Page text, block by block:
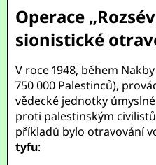
Operace
sionistické
V roce 1948, během
750 000 Palestinců),
vědecké jednotky
proti palestinským
příkladů bylo otravování
tyfu: